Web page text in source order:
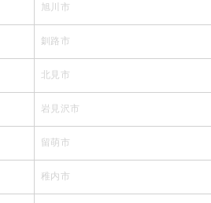
旭川市
釧路市
北見市
岩見沢市
留萌市
稚内市